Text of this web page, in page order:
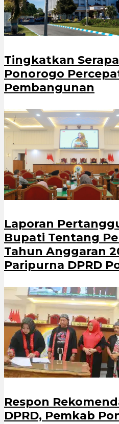
Tingkatkan
Ponorogo
Pembangunan
Laporan
Bupati Tentang
Tahun Anggaran
Paripurna DPRD
Respon
DPRD, Pemkab